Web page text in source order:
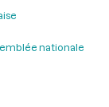
nationale